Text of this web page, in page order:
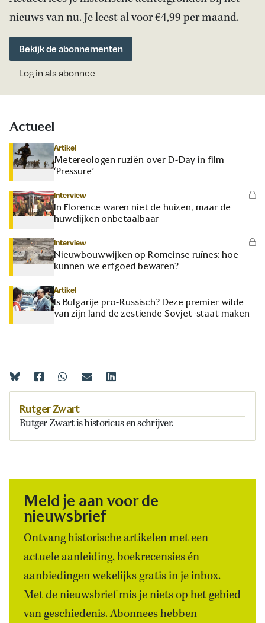
nieuws van nu. Je leest al voor €4,99 per maand.
Bekijk de abonnementen
Log in als abonnee
Actueel
Artikel
Metereologen ruziën over D-Day in film
‘Pressure’
Interview
In Florence waren niet de huizen, maar de
huwelijken onbetaalbaar
Interview
Nieuwbouwwijken op Romeinse ruïnes: hoe
kunnen we erfgoed bewaren?
Artikel
Is Bulgarije pro-Russisch? Deze premier wilde
van zijn land de zestiende Sovjet-staat maken
Rutger Zwart
Rutger Zwart is historicus en schrijver.
Meld je aan voor de
nieuwsbrief
Ontvang historische artikelen met een
actuele aanleiding, boekrecensies én
aanbiedingen wekelijks gratis in je inbox.
Met de nieuwsbrief mis je niets op het gebied
van geschiedenis. Abonnees hebben